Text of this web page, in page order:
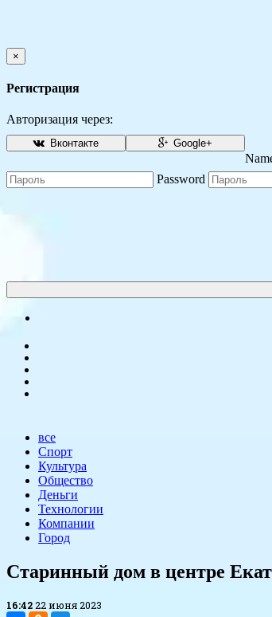
×
Регистрация
Авторизация через:
Вконтакте Google+
Password
все
Спорт
Культура
Общество
Деньги
Технологии
Компании
Город
Старинный дом в центре
16:4222 июня 2023